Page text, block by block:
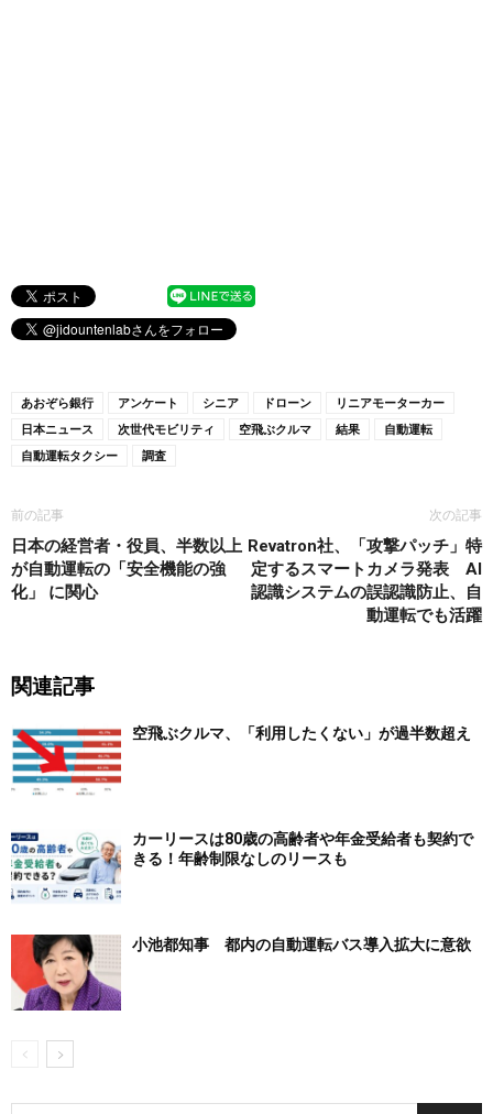
あおぞら銀行 アンケート シニア ドローン
リニアモーターカー
日本ニュース
次世代モビリティ 空飛ぶクルマ 結果
自動運転
自動運転タクシー
調査
前の記事
日本の経営者・役員、半数以上
が自動運転の「安全機能の強
化」 に関心
次の記事
Revatron社、「攻撃パッチ」特
定するスマートカメラ発表 AI
認識システムの誤認識防止、自
動運転でも活躍
関連記事
空飛ぶクルマ、「利用したくない」が過半数超え
カーリースは80歳の高齢者や年金受給者も契約で
きる！年齢制限なしのリースも
小池都知事 都内の自動運転バス導入拡大に意欲